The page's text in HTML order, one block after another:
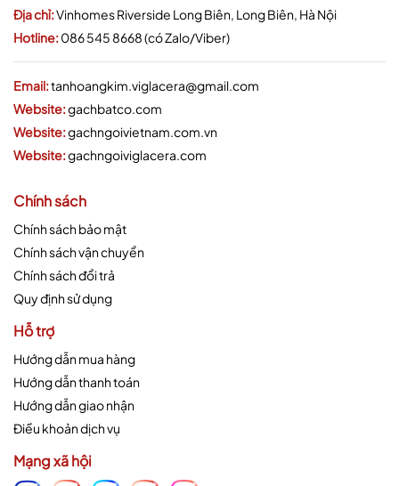
Địa chỉ:Vinhomes Riverside Long Biên, Long Biên, Hà Nội
Hotline:086 545 8668 (có Zalo/Viber)
Email:tanhoangkim.viglacera@gmail.com
Website:gachbatco.com
Website:gachngoivietnam.com.vn
Website:gachngoiviglacera.com
Chính sách
Chính sách bảo mật
Chính sách vận chuyển
Chính sách đổi trả
Quy định sử dụng
Hỗ trợ
Hướng dẫn mua hàng
Hướng dẫn thanh toán
Hướng dẫn giao nhận
Điều khoản dịch vụ
Mạng xã hội